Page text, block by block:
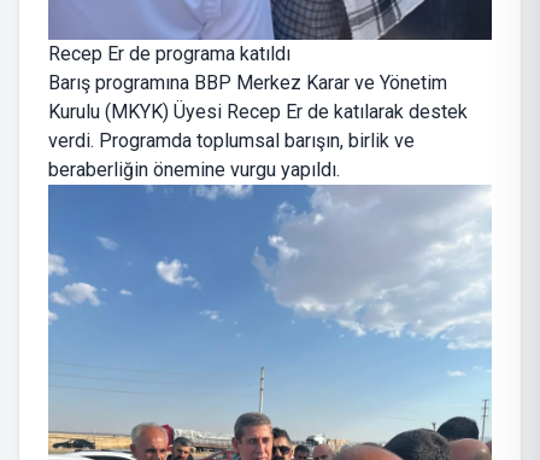
Recep Er de programa katıldı
Barış programına BBP Merkez Karar ve Yönetim
Kurulu (MKYK) Üyesi Recep Er de katılarak destek
verdi. Programda toplumsal barışın, birlik ve
beraberliğin önemine vurgu yapıldı.